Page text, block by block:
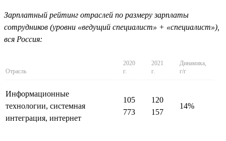
Зарплатный рейтинг отраслей по размеру зарплаты
сотрудников (уровни «ведущий специалист» + «специалист»),
вся Россия:
Отрасль
2020
г.
2021
г.
Динамика,
г/г
Информационные
технологии, системная
интеграция, интернет
105
773
120
157
14%